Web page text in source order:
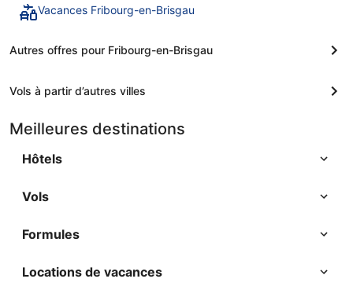
Vacances Fribourg-en-Brisgau
Autres offres pour Fribourg-en-Brisgau
Vols à partir d’autres villes
Meilleures destinations
Hôtels
Vols
Formules
Locations de vacances